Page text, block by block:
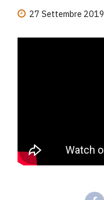
27 Settembre 2019